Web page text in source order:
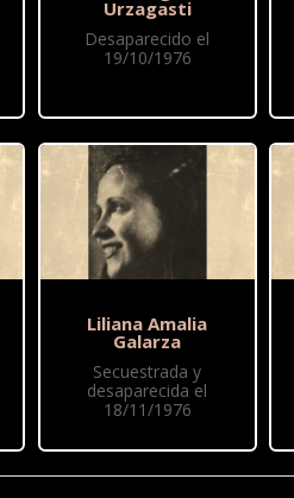
Urzagasti
Desaparecido el
19/10/1976
Liliana Amalia
Galarza
Secuestrada y
desaparecida el
18/11/1976